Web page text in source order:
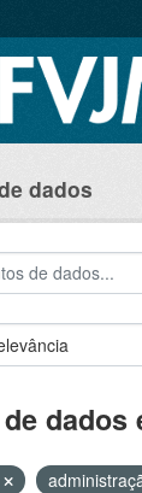
dados
dados